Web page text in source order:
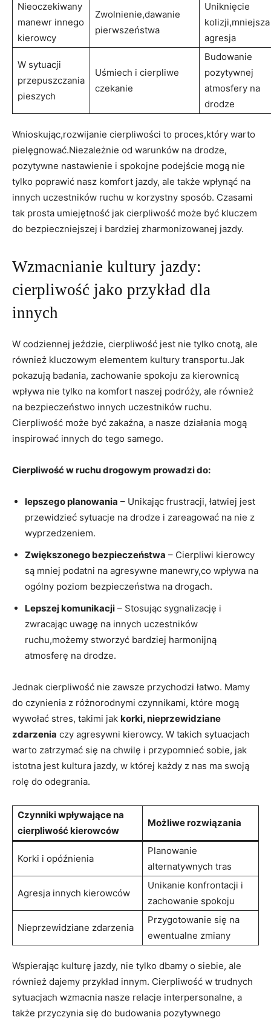
Nieoczekiwany
manewr innego
kierowcy
Zwolnienie,dawanie
pierwszeństwa
Uniknięcie
kolizji,mniejsza
agresja
W sytuacji
przepuszczania
pieszych
Uśmiech i cierpliwe
czekanie
Budowanie
pozytywnej
atmosfery na
drodze
Wnioskując,rozwijanie cierpliwości to proces,który warto
pielęgnować.Niezależnie od warunków na drodze,
pozytywne nastawienie i spokojne podejście mogą nie
tylko poprawić nasz komfort jazdy, ale także wpłynąć na
innych uczestników ruchu w korzystny sposób. Czasami
tak prosta umiejętność jak cierpliwość może być kluczem
do bezpieczniejszej i bardziej zharmonizowanej jazdy.
Wzmacnianie kultury jazdy:
cierpliwość jako przykład dla
innych
W codziennej jeździe, cierpliwość jest nie tylko cnotą, ale
również kluczowym elementem kultury transportu.Jak
pokazują badania, zachowanie spokoju za kierownicą
wpływa nie tylko na komfort naszej podróży, ale również
na bezpieczeństwo innych uczestników ruchu.
Cierpliwość może być zakaźna, a nasze działania mogą
inspirować innych do tego samego.
Cierpliwość w ruchu drogowym prowadzi do:
lepszego planowania – Unikając frustracji, łatwiej jest
przewidzieć sytuacje na drodze i zareagować na nie z
wyprzedzeniem.
Zwiększonego bezpieczeństwa – Cierpliwi kierowcy
są mniej podatni na agresywne manewry,co wpływa na
ogólny poziom bezpieczeństwa na drogach.
Lepszej komunikacji – Stosując sygnalizację i
zwracając uwagę na innych uczestników
ruchu,możemy stworzyć bardziej harmonijną
atmosferę na drodze.
Jednak cierpliwość nie zawsze przychodzi łatwo. Mamy
do czynienia z różnorodnymi czynnikami, które mogą
wywołać stres, takimi jak korki, nieprzewidziane
zdarzenia czy agresywni kierowcy. W takich sytuacjach
warto zatrzymać się na chwilę i przypomnieć sobie, jak
istotna jest kultura jazdy, w której każdy z nas ma swoją
rolę do odegrania.
Czynniki wpływające na
cierpliwość kierowców
Możliwe rozwiązania
Korki i opóźnienia
Planowanie
alternatywnych tras
Agresja innych kierowców
Unikanie konfrontacji i
zachowanie spokoju
Nieprzewidziane zdarzenia
Przygotowanie się na
ewentualne zmiany
Wspierając kulturę jazdy, nie tylko dbamy o siebie, ale
również dajemy przykład innym. Cierpliwość w trudnych
sytuacjach wzmacnia nasze relacje interpersonalne, a
także przyczynia się do budowania pozytywnego